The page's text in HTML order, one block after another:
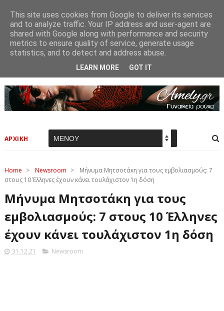
ΑΡΧΙΚΗ
Home > Newsroom >
Μήνυμα Μητσοτάκη για τους εμβολιασμούς: 7
στους 10 Έλληνες έχουν κάνει τουλάχιστον 1η δόση
Μήνυμα Μητσοτάκη για τους
εμβολιασμούς: 7 στους 10 Έλληνες
έχουν κάνει τουλάχιστον 1η δόση
31.12.21 Newsroom
This site uses cookies from Google to deliver its services
and to analyze traffic. Your IP address and user-agent are
shared with Google along with performance and security
metrics to ensure quality of service, generate usage
statistics, and to detect and address abuse.
LEARN MORE GOT IT